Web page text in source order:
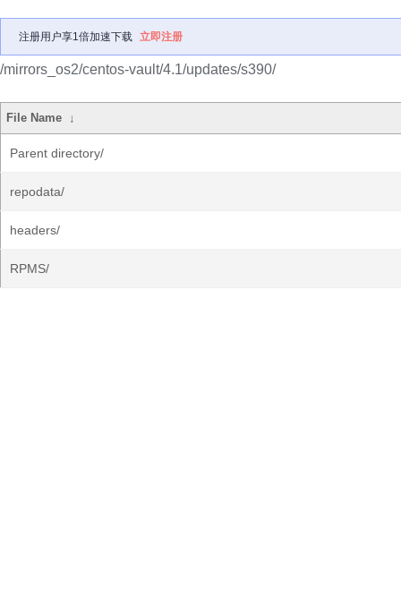
注册用户享1倍加速下载 立即注册
/mirrors_os2/centos-vault/4.1/updates/s390/
File Name ↓
Parent directory/
repodata/
headers/
RPMS/